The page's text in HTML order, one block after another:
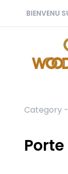
BIENVENU
Category -